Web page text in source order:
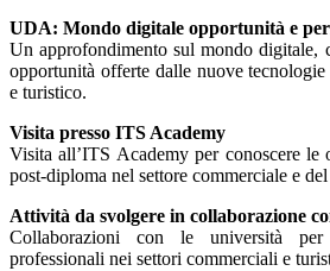
UDA: Mondo digitale opportunità e
Un approfondimento sul mondo digitale,
opportunità offerte dalle nuove
e turistico.
Visita presso ITS Academy
Visita all’ITS Academy per conoscere le
post-diploma nel settore commerciale e
Attività da svolgere in collaborazione
Collaborazioni con le università per
professionali nei settori commerciali e